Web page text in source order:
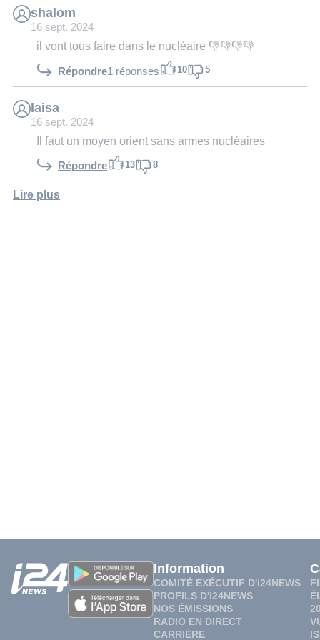
shalom
16 sept. 2024
il vont tous faire dans le nucléaire 👎👎👎👎
Répondre1 réponses 10 5
laisa
16 sept. 2024
Il faut un moyen orient sans armes nucléaires
Répondre 13 8
Lire plus
Information
COMITÉ EXÉCUTIF D'i24NEWS
PROFILS D'i24NEWS
NOS ÉMISSIONS
RADIO EN DIRECT
CARRIÈRE